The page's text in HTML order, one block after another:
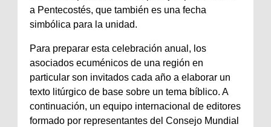
a Pentecostés, que también es una fecha
simbólica para la unidad.
Para preparar esta celebración anual, los
asociados ecuménicos de una región en
particular son invitados cada año a elaborar un
texto litúrgico de base sobre un tema bíblico. A
continuación, un equipo internacional de editores
formado por representantes del Consejo Mundial